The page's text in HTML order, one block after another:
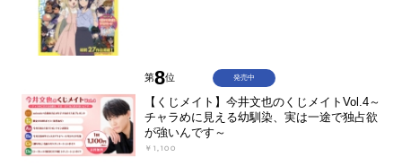
第8位
【くじメイト】今井文也のくじメイトVol.4～
チャラめに見える幼馴染、実は一途で独占欲
が強いんです～
￥1,100
発売中